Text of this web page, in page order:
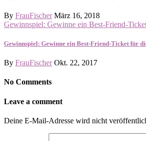
By FrauFischer März 16, 2018
Gewinnspiel: Gewinne ein Best-Friend-
Gewinnspiel: Gewinne ein Best-Friend-Ticket für
By FrauFischer Okt. 22, 2017
No Comments
Leave a comment
Deine E-Mail-Adresse wird nicht